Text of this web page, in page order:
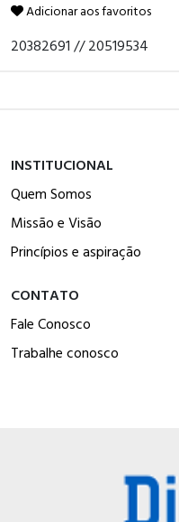
Adicionar aos favoritos
20382691 // 20519534
INSTITUCIONAL
Quem Somos
Missão e Visão
Princípios e aspiração
CONTATO
Fale Conosco
Trabalhe conosco